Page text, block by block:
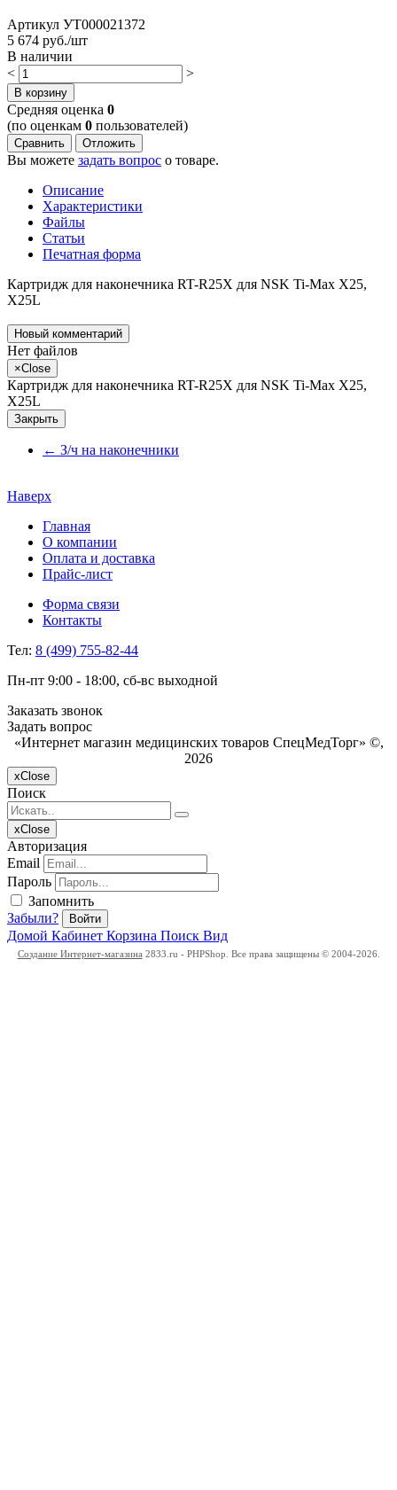
Артикул УТ000021372
5 674 руб./шт
В наличии
<
>
В корзину
Cредняя оценка 0
(по оценкам 0 пользователей)
Сравнить Отложить
Вы можете задать вопрос о товаре.
Описание
Характеристики
Файлы
Статьи
Печатная форма
Картридж для наконечника RT-R25X для NSK Ti-Max X25,
X25L
Новый комментарий
Нет файлов
×Close
Картридж для наконечника RT-R25X для NSK Ti-Max X25,
X25L
Закрыть
← З/ч на наконечники
Наверх
Главная
О компании
Оплата и доставка
Прайс-лист
Форма связи
Контакты
Тел: 8 (499) 755-82-44
Пн-пт 9:00 - 18:00, сб-вс выходной
Заказать звонок
Задать вопрос
«Интернет магазин медицинских товаров СпецМедТорг» ©,
2026
xClose
Поиск
xClose
Авторизация
Email
Пароль
Запомнить
Забыли?
Войти
Домой Кабинет Корзина Поиск Вид
Создание Интернет-магазина 2833.ru - PHPShop. Все права защищены © 2004-2026.